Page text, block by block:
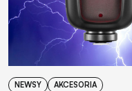
NEWSY AKCESORIA